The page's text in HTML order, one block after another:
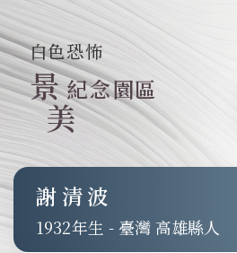
白色恐怖
景
美
紀念園區
謝清波
1932 - 臺灣 高雄縣人